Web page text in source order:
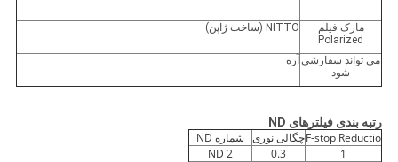
مارک فیلم
Polarized
NITTO (ساخت ژاپن)
می تواند سفارشی
شود
آره
رتبه بندی فیلترهای ND
F-stop Reductioچگالی نوری شماره ND
1
0.3
ND 2